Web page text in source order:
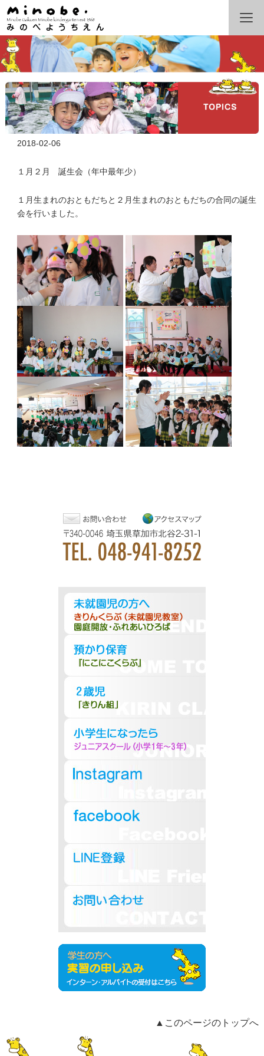
2018-02-06
１月２月 誕生会（年中最年少）
１月生まれのおともだちと２月生まれのおともだちの合同の誕生
会を行いました。
▲このページのトップへ